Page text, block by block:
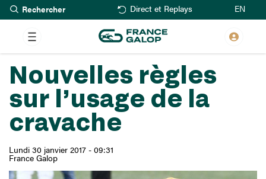
Aller
au
contenu
principal
Rechercher Direct et Replays EN
Nouvelles règles
sur l’usage de la
cravache
Lundi 30 janvier 2017 - 09:31
France Galop